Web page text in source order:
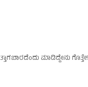
ಮಾಡಿದ್ದೇನು ಗೊತ್ತೇ!